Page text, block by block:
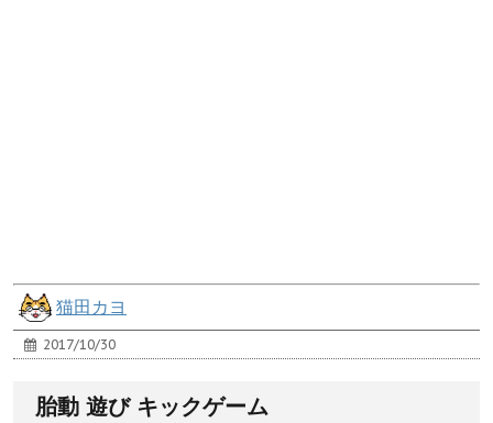
猫田カヨ
2017/10/30
胎動 遊び キックゲーム